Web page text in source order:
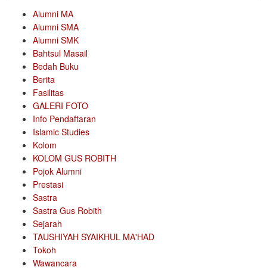
Alumni MA
Alumni SMA
Alumni SMK
Bahtsul Masail
Bedah Buku
Berita
Fasilitas
GALERI FOTO
Info Pendaftaran
Islamic Studies
Kolom
KOLOM GUS ROBITH
Pojok Alumni
Prestasi
Sastra
Sastra Gus Robith
Sejarah
TAUSHIYAH SYAIKHUL MA'HAD
Tokoh
Wawancara